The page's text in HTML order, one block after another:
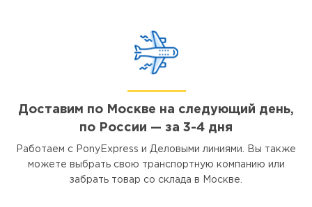
Доставим по Москве на следующий день,
по России — за 3-4 дня
Работаем с PonyExpress и Деловыми линиями. Вы также
можете выбрать свою транспортную компанию или
забрать товар со склада в Москве.